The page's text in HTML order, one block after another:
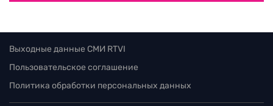
Выходные данные СМИ RTVI
Пользовательское соглашение
Политика обработки персональных данных